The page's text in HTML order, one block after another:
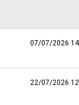
07/07/2026
22/07/2026